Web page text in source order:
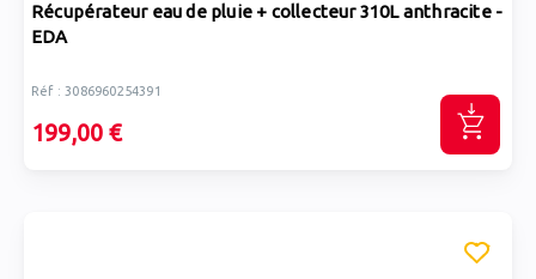
Récupérateur eau de pluie + collecteur 310L anthracite -
EDA
Réf : 3086960254391
199,00 €